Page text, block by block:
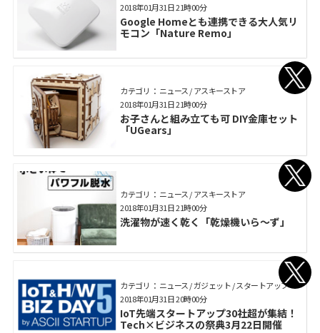
Google Homeとも連携できる大人気リ
モコン「Nature Remo」
2018年01月31日 21時00分
カテゴリ： ニュース / アスキーストア
お子さんと組み立ても可 DIY金庫セット
「UGears」
2018年01月31日 21時00分
カテゴリ： ニュース / アスキーストア
洗濯物が速く乾く「乾燥機いら～ず」
2018年01月31日 21時00分
カテゴリ： ニュース / ガジェット / スタートアップ
IoT先端スタートアップ30社超が集結！
Tech×ビジネスの祭典3月22日開催
2018年01月31日 20時00分